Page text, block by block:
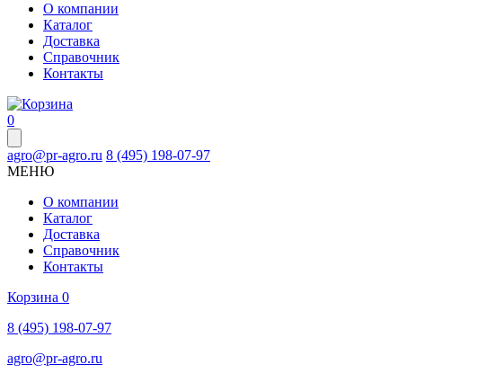
О компании
Каталог
Доставка
Справочник
Контакты
0
agro@pr-agro.ru 8 (495) 198-07-97
МЕНЮ
О компании
Каталог
Доставка
Справочник
Контакты
Корзина 0
8 (495) 198-07-97
agro@pr-agro.ru